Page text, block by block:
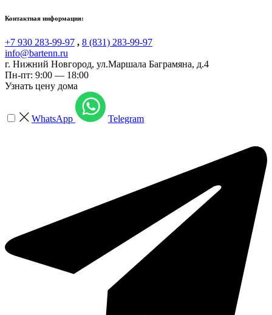
Контактная информация:
+7 930 283-99-97 , 8 (831) 283-99-97
info@bartenn.ru
г. Нижний Новгород, ул.Маршала Баграмяна, д.4
Пн-пт: 9:00 — 18:00
Узнать цену дома
WhatsApp Telegram